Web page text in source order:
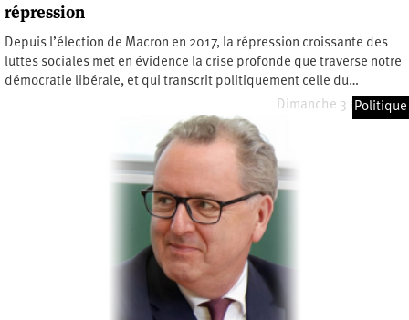
répression
Depuis l’élection de Macron en 2017, la répression croissante des
luttes sociales met en évidence la crise profonde que traverse notre
démocratie libérale, et qui transcrit politiquement celle du…
Dimanche 3 août 2025
Politique